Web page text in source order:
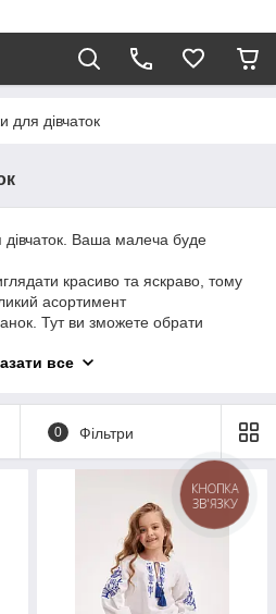
для дівчаток
Ваша малеча буде
красиво та яскраво, тому
асортимент
Тут ви зможете обрати
машинної вишивки (гладдю та
вишиванки для дівчаток, які
батьків та їх дітей, тому
варіант!
все
0 Фільтри
КНОПКА
ЗВ'ЯЗКУ